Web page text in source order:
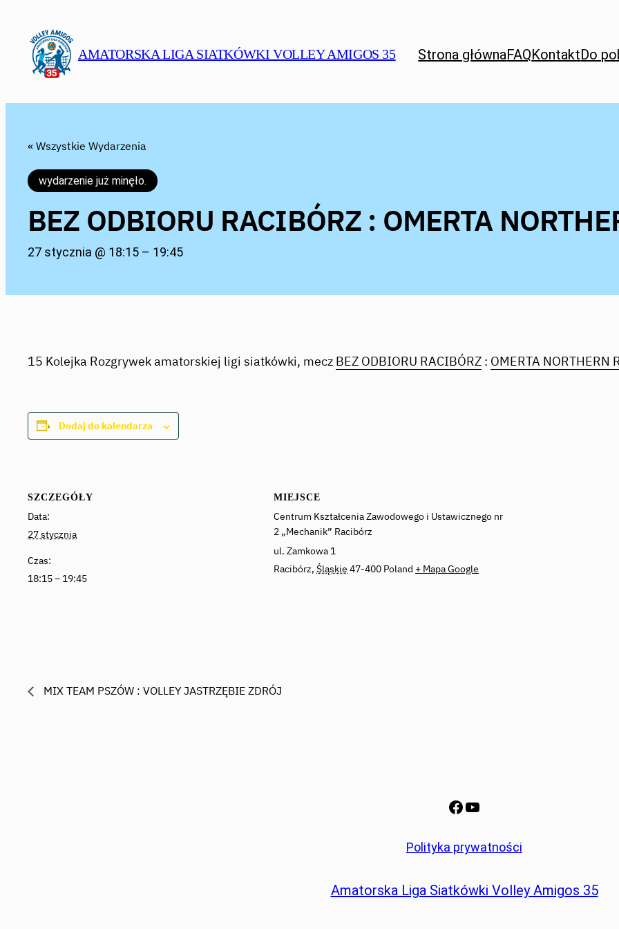
AMATORSKA LIGA SIATKÓWKI VOLLEY AMIGOS 35 Strona głównaFAQKontaktDo
« Wszystkie Wydarzenia
wydarzenie już minęło.
BEZ ODBIORU RACIBÓRZ : OMERTA
27 stycznia @ 18:15 – 19:45
15 Kolejka Rozgrywek amatorskiej ligi siatkówki, mecz BEZ ODBIORU RACIBÓRZ : OMERTA NORTHERN
Dodaj do kalendarza
SZCZEGÓŁY
Data:
27 stycznia
Czas:
18:15 – 19:45
MIEJSCE
Centrum Kształcenia Zawodowego i Ustawicznego nr
2 „Mechanik” Racibórz
ul. Zamkowa 1
Racibórz, Śląskie 47-400 Poland + Mapa Google
MIX TEAM PSZÓW : VOLLEY JASTRZĘBIE ZDRÓJ
Facebook
YouTube
Polityka prywatności
Amatorska Liga Siatkówki Volley Amigos 35